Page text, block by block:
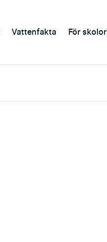
Vattenfakta För skolor